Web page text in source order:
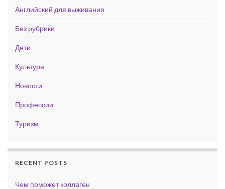
Английский для выживания
Без рубрики
Дети
Культура
Новости
Профессии
Туризм
RECENT POSTS
Чем поможет коллаген